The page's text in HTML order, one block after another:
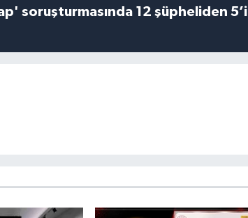
soruşturmasında 12 şüpheliden 5’i